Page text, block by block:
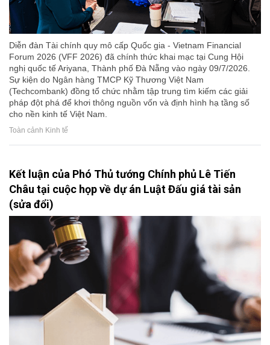
Diễn đàn Tài chính quy mô cấp Quốc gia - Vietnam Financial
Forum 2026 (VFF 2026) đã chính thức khai mạc tại Cung Hội
nghị quốc tế Ariyana, Thành phố Đà Nẵng vào ngày 09/7/2026.
Sự kiện do Ngân hàng TMCP Kỹ Thương Việt Nam
(Techcombank) đồng tổ chức nhằm tập trung tìm kiếm các giải
pháp đột phá để khơi thông nguồn vốn và định hình hạ tầng số
cho nền kinh tế Việt Nam.
Toàn cảnh Kinh tế
Kết luận của Phó Thủ tướng Chính phủ Lê Tiến
Châu tại cuộc họp về dự án Luật Đấu giá tài sản
(sửa đổi)